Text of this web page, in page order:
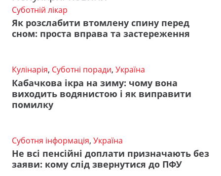
Суботній лікар
Як розслабити втомлену спину перед
сном: проста вправа та застереження
Кулінарія, Суботні поради, Україна
Кабачкова ікра на зиму: чому вона
виходить водянистою і як виправити
помилку
Суботня інформація, Україна
Не всі пенсійні доплати призначають без
заяви: кому слід звернутися до ПФУ